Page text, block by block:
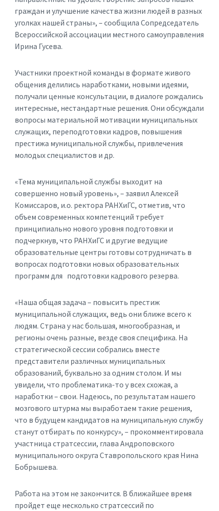
граждан и улучшение качества жизни людей в разных
уголках нашей страны», – сообщила Сопредседатель
Всероссийской ассоциации местного самоуправления
Ирина Гусева.
Участники проектной команды в формате живого
общения делились наработками, новыми идеями,
получали ценные консультации, в диалоге рождались
интересные, нестандартные решения. Они обсуждали
вопросы материальной мотивации муниципальных
служащих, переподготовки кадров, повышения
престижа муниципальной службы, привлечения
молодых специалистов и др.
«Тема муниципальной службы выходит на
совершенно новый уровень», – заявил Алексей
Комиссаров, и.о. ректора РАНХиГС, отметив, что
объем современных компетенций требует
принципиально нового уровня подготовки и
подчеркнув, что РАНХиГС и другие ведущие
образовательные центры готовы сотрудничать в
вопросах подготовки новых образовательных
программ для подготовки кадрового резерва.
«Наша общая задача – повысить престиж
муниципальной служащих, ведь они ближе всего к
людям. Страна у нас большая, многообразная, и
регионы очень разные, везде своя специфика. На
стратегической сессии собрались вместе
представители различных муниципальных
образований, буквально за одним столом. И мы
увидели, что проблематика-то у всех схожая, а
наработки – свои. Надеюсь, по результатам нашего
мозгового штурма мы выработаем такие решения,
что в будущем кандидатов на муниципальную службу
станут отбирать по конкурсу», – прокомментировала
участница стратсессии, глава Андроповского
муниципального округа Ставропольского края Нина
Бобрышева.
Работа на этом не закончится. В ближайшее время
пройдет еще несколько стратсессий по